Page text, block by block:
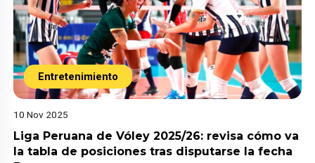
Entretenimiento
10 Nov 2025
Liga Peruana de Vóley 2025/26: revisa cómo va
la tabla de posiciones tras disputarse la fecha